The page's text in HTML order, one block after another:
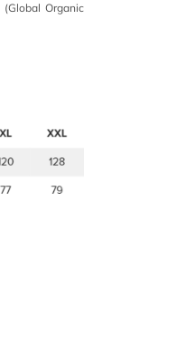
(Global Organic